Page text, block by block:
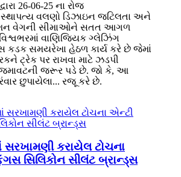
26-06-25 ના રોજ
વલણો ડિઝાઇન જટિલતા અને
વેગની સીમાઓને સતત આગળ
વાણિજ્યિક ગ્લેઝિંગ
કડક સમયરેખા હેઠળ કાર્ય કરે છે જેમાં
ટ્રેક પર રાખવા માટે ઝડપી
જમાવટની જરૂર પડે છે. જો કે, આ
છુપાયેલા... રજૂ કરે છે.
સરખામણી કરાયેલ ટોચના
સિલિકોન સીલંટ બ્રાન્ડ્સ